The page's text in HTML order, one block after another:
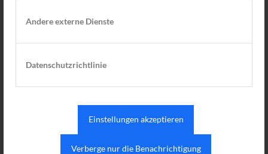
Andere externe Dienste
Datenschutzrichtlinie
Einstellungen akzeptieren
Verberge nur die Benachrichtigung